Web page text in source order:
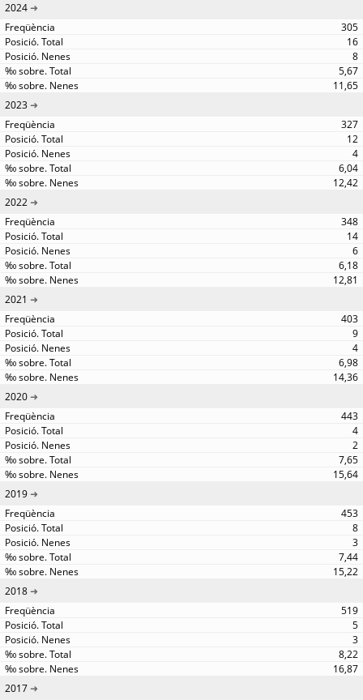
2024
305
16
8
5,67
11,65
2023
327
12
4
6,04
12,42
2022
348
14
6
6,18
12,81
2021
403
9
4
6,98
14,36
2020
443
4
2
7,65
15,64
2019
453
8
3
7,44
15,22
2018
519
5
3
8,22
16,87
2017